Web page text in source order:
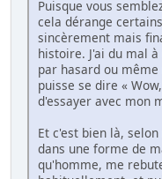
Puisque vous
cela dérange
sincèrement mais
histoire. J'ai du mal
par hasard ou
puisse se dire «
d'essayer avec mon
Et c'est bien là,
dans une forme de
qu'homme, me